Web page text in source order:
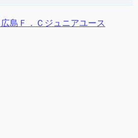
島Ｆ．Ｃジュニアユース